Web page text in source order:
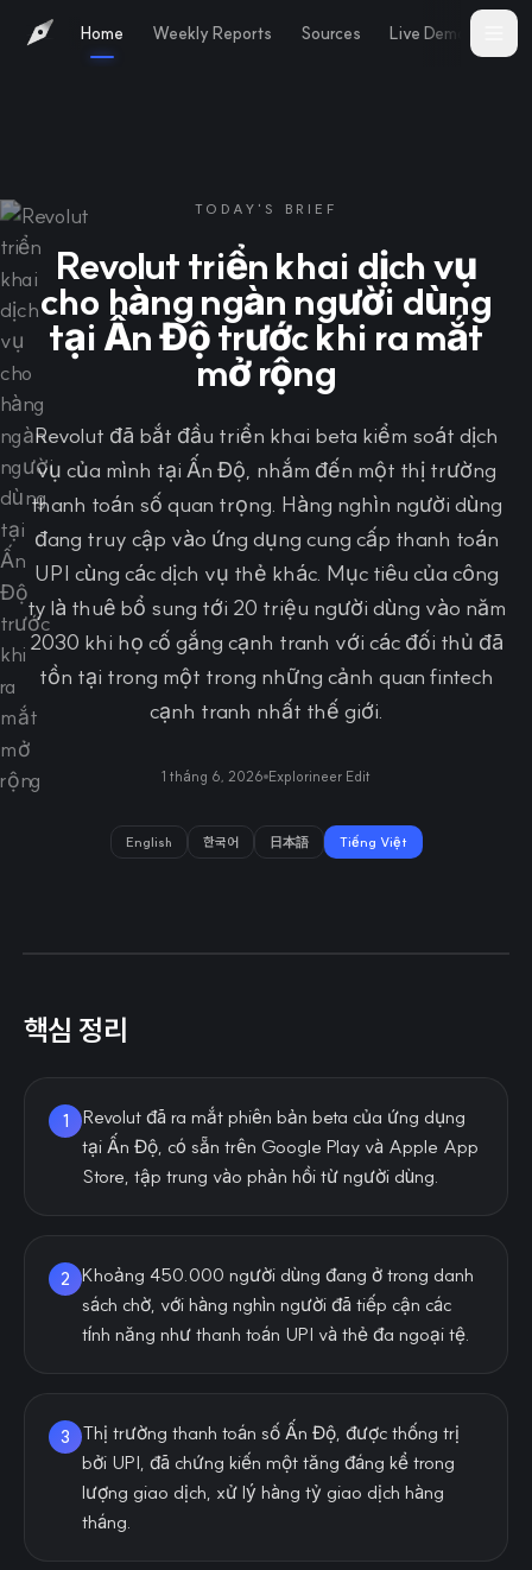
Home Weekly Reports Sources Live Demo
TODAY'S BRIEF
Revolut triển khai dịch vụ
cho hàng ngàn người dùng
tại Ấn Độ trước khi ra mắt
mở rộng
Revolut đã bắt đầu triển khai beta kiểm soát dịch
vụ của mình tại Ấn Độ, nhắm đến một thị trường
thanh toán số quan trọng. Hàng nghìn người dùng
đang truy cập vào ứng dụng cung cấp thanh toán
UPI cùng các dịch vụ thẻ khác. Mục tiêu của công
ty là thuê bổ sung tới 20 triệu người dùng vào năm
2030 khi họ cố gắng cạnh tranh với các đối thủ đã
tồn tại trong một trong những cảnh quan fintech
cạnh tranh nhất thế giới.
1 tháng 6, 2026 Explorineer Edit
English 한국어 日本語 Tiếng Việt
핵심 정리
1
Revolut đã ra mắt phiên bản beta của ứng dụng
tại Ấn Độ, có sẵn trên Google Play và Apple App
Store, tập trung vào phản hồi từ người dùng.
2
Khoảng 450.000 người dùng đang ở trong danh
sách chờ, với hàng nghìn người đã tiếp cận các
tính năng như thanh toán UPI và thẻ đa ngoại tệ.
3
Thị trường thanh toán số Ấn Độ, được thống trị
bởi UPI, đã chứng kiến một tăng đáng kể trong
lượng giao dịch, xử lý hàng tỷ giao dịch hàng
tháng.